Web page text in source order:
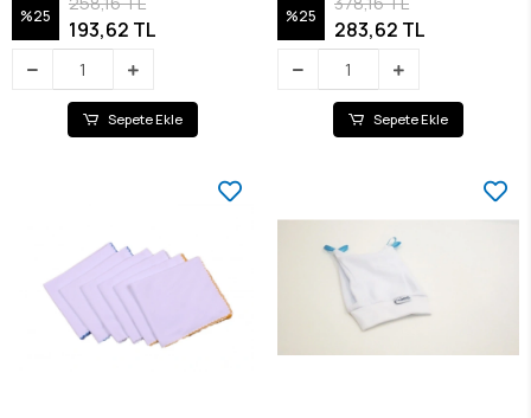
%25
193,62 TL
Sepete Ekle
%25
283,62 TL
Sepete Ekle